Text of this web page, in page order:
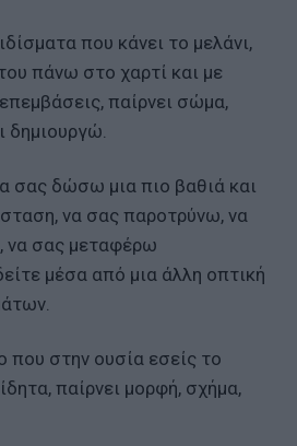
που κάνει το μελάνι,
πάνω στο χαρτί και με
παίρνει σώμα,
δημιουργώ.
σας δώσω μια πιο βαθιά και
να σας παροτρύνω, να
να σας μεταφέρω
μέσα από μια άλλη οπτική
που στην ουσία εσείς το
παίρνει μορφή, σχήμα,